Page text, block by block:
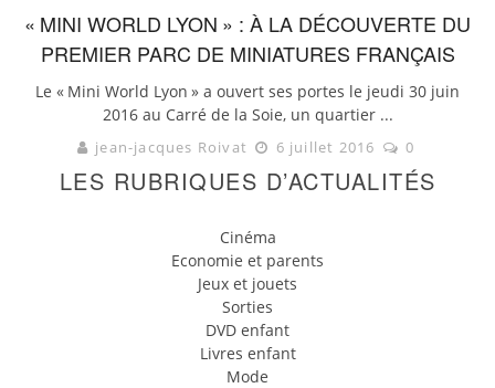
« MINI WORLD LYON » : À LA DÉCOUVERTE DU
PREMIER PARC DE MINIATURES FRANÇAIS
Le « Mini World Lyon » a ouvert ses portes le jeudi 30 juin
2016 au Carré de la Soie, un quartier ...
jean-jacques Roivat 6 juillet 2016 0
LES RUBRIQUES D’ACTUALITÉS
Cinéma
Economie et parents
Jeux et jouets
Sorties
DVD enfant
Livres enfant
Mode